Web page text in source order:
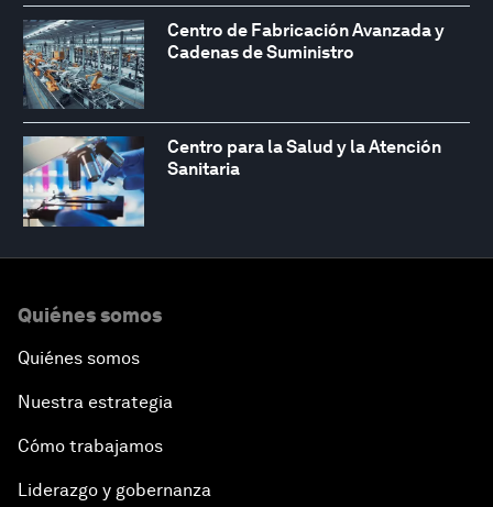
Centro de Fabricación Avanzada y
Cadenas de Suministro
Centro para la Salud y la Atención
Sanitaria
Quiénes somos
Quiénes somos
Nuestra estrategia
Cómo trabajamos
Liderazgo y gobernanza